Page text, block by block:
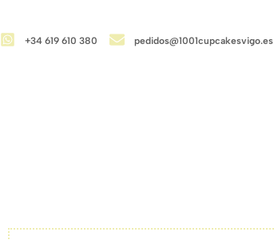
+34 619 610 380 pedidos@1001cupcakesvigo.es